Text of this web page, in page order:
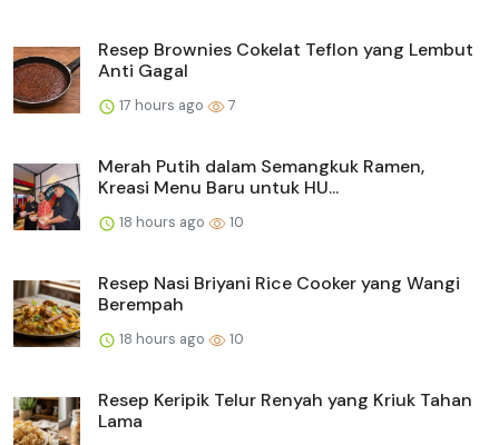
Resep Brownies Cokelat Teflon yang Lembut
Anti Gagal
17 hours ago 7
Merah Putih dalam Semangkuk Ramen,
Kreasi Menu Baru untuk HU...
18 hours ago 10
Resep Nasi Briyani Rice Cooker yang Wangi
Berempah
18 hours ago 10
Resep Keripik Telur Renyah yang Kriuk Tahan
Lama